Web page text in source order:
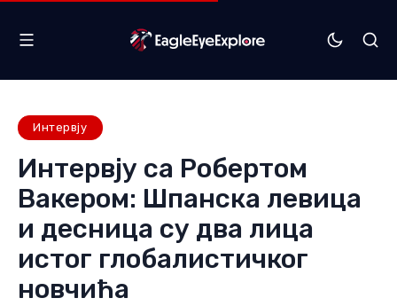
Интервју
Интервју са Робертом
Вакером: Шпанска левица
и десница су два лица
истог глобалистичког
новчића